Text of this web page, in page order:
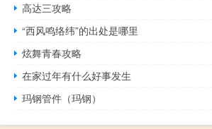
高达三攻略
“西风鸣络纬”的出处是哪里
炫舞青春攻略
在家过年有什么好事发生
玛钢管件（玛钢）